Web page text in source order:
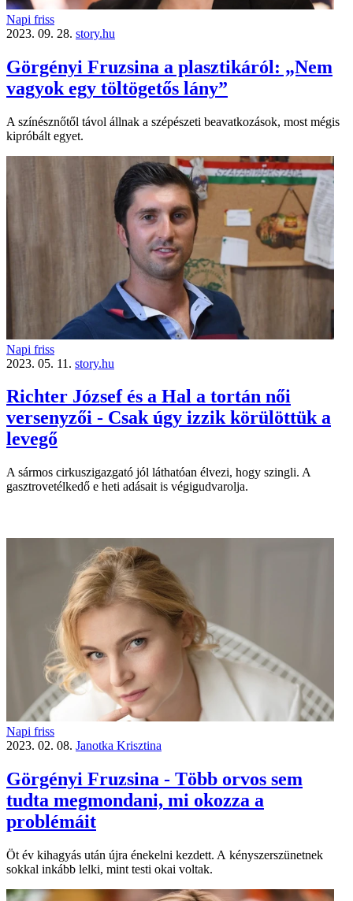
Napi friss
2023. 09. 28. story.hu
Görgényi Fruzsina a plasztikáról: „Nem
vagyok egy töltögetős lány”
A színésznőtől távol állnak a szépészeti beavatkozások, most mégis
kipróbált egyet.
Napi friss
2023. 05. 11. story.hu
Richter József és a Hal a tortán női
versenyzői - Csak úgy izzik körülöttük a
levegő
A sármos cirkuszigazgató jól láthatóan élvezi, hogy szingli. A
gasztrovetélkedő e heti adásait is végigudvarolja.
Napi friss
2023. 02. 08. Janotka Krisztina
Görgényi Fruzsina - Több orvos sem
tudta megmondani, mi okozza a
problémáit
Öt év kihagyás után újra énekelni kezdett. A kényszerszünetnek
sokkal inkább lelki, mint testi okai voltak.